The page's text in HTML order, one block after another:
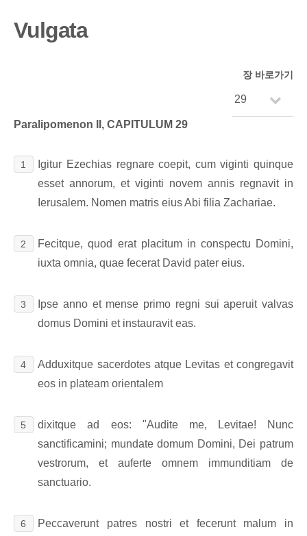
Vulgata
장 바로가기
Paralipomenon II, CAPITULUM 29
1
Igitur Ezechias regnare coepit, cum viginti quinque
esset annorum, et viginti novem annis regnavit in
Ierusalem. Nomen matris eius Abi filia Zachariae.
2
Fecitque, quod erat placitum in conspectu Domini,
iuxta omnia, quae fecerat David pater eius.
3
Ipse anno et mense primo regni sui aperuit valvas
domus Domini et instauravit eas.
4
Adduxitque sacerdotes atque Levitas et congregavit
eos in plateam orientalem
5
dixitque ad eos: "Audite me, Levitae! Nunc
sanctificamini; mundate domum Domini, Dei patrum
vestrorum, et auferte omnem immunditiam de
sanctuario.
6
Peccaverunt patres nostri et fecerunt malum in